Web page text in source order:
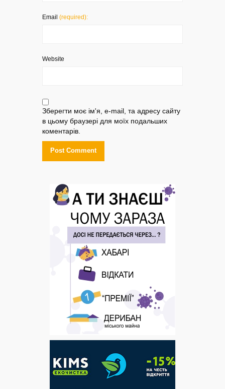
Email (required):
Website
Зберегти моє ім'я, e-mail, та адресу сайту
в цьому браузері для моїх подальших
коментарів.